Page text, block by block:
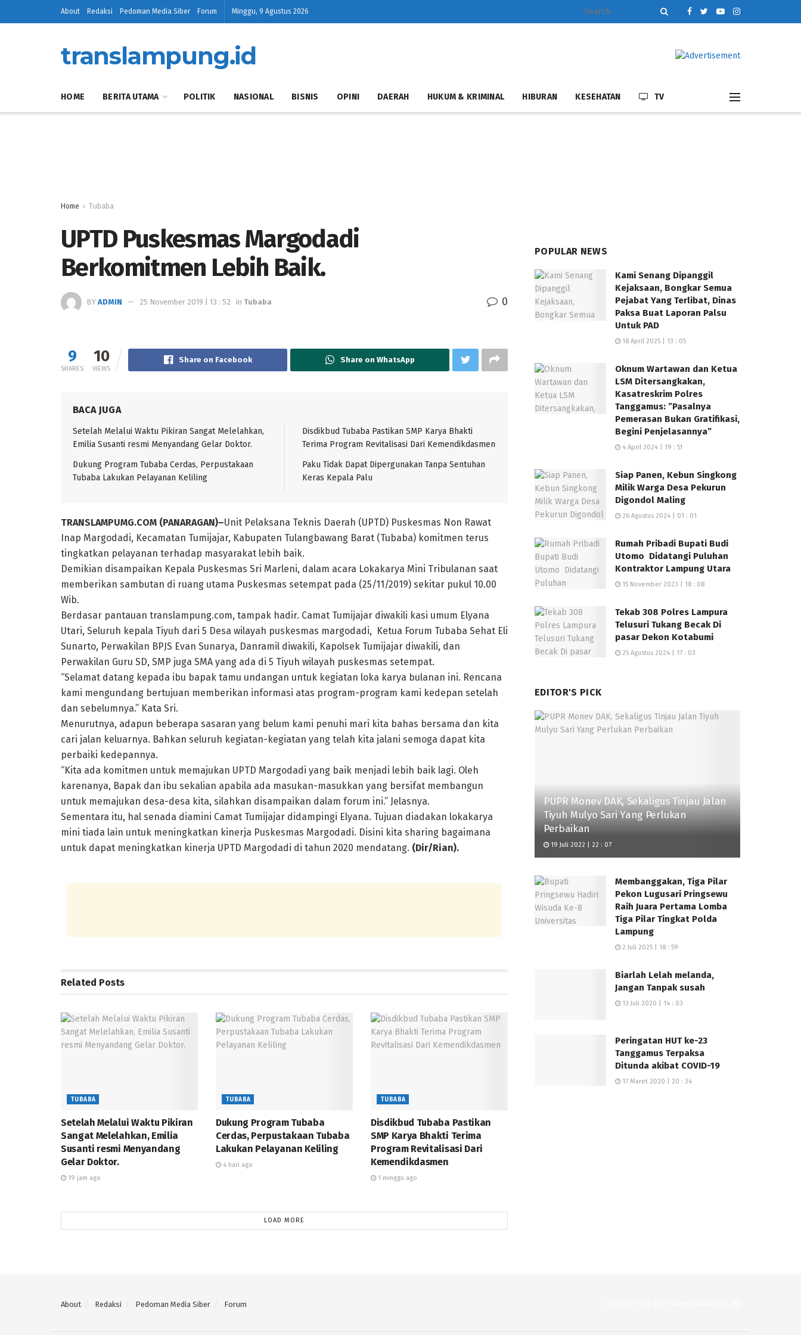
About Redaksi Pedoman Media Siber Forum Minggu, 9 Agustus 2026
translampung.id
HOME BERITA UTAMA POLITIK NASIONAL BISNIS OPINI DAERAH HUKUM & KRIMINAL HIBURAN KESEHATAN TV
Home Tubaba
UPTD Puskesmas Margodadi
Berkomitmen Lebih Baik.
BY ADMIN 25 November 2019 | 13 : 52 in Tubaba 0
9
SHARES
10
VIEWS
Share on Facebook Share on WhatsApp
BACA JUGA
Setelah Melalui Waktu Pikiran Sangat Melelahkan,
Emilia Susanti resmi Menyandang Gelar Doktor.
Dukung Program Tubaba Cerdas, Perpustakaan
Tubaba Lakukan Pelayanan Keliling
Disdikbud Tubaba Pastikan SMP Karya Bhakti
Terima Program Revitalisasi Dari Kemendikdasmen
Paku Tidak Dapat Dipergunakan Tanpa Sentuhan
Keras Kepala Palu
TRANSLAMPUMG.COM (PANARAGAN)–Unit Pelaksana Teknis Daerah (UPTD) Puskesmas Non Rawat
Inap Margodadi, Kecamatan Tumijajar, Kabupaten Tulangbawang Barat (Tubaba) komitmen terus
tingkatkan pelayanan terhadap masyarakat lebih baik.
Demikian disampaikan Kepala Puskesmas Sri Marleni, dalam acara Lokakarya Mini Tribulanan saat
memberikan sambutan di ruang utama Puskesmas setempat pada (25/11/2019) sekitar pukul 10.00
Wib.
Berdasar pantauan translampung.com, tampak hadir. Camat Tumijajar diwakili kasi umum Elyana
Utari, Seluruh kepala Tiyuh dari 5 Desa wilayah puskesmas margodadi, Ketua Forum Tubaba Sehat Eli
Sunarto, Perwakilan BPJS Evan Sunarya, Danramil diwakili, Kapolsek Tumijajar diwakili, dan
Perwakilan Guru SD, SMP juga SMA yang ada di 5 Tiyuh wilayah puskesmas setempat.
“Selamat datang kepada ibu bapak tamu undangan untuk kegiatan loka karya bulanan ini. Rencana
kami mengundang bertujuan memberikan informasi atas program-program kami kedepan setelah
dan sebelumnya.” Kata Sri.
Menurutnya, adapun beberapa sasaran yang belum kami penuhi mari kita bahas bersama dan kita
cari jalan keluarnya. Bahkan seluruh kegiatan-kegiatan yang telah kita jalani semoga dapat kita
perbaiki kedepannya.
“Kita ada komitmen untuk memajukan UPTD Margodadi yang baik menjadi lebih baik lagi. Oleh
karenanya, Bapak dan ibu sekalian apabila ada masukan-masukkan yang bersifat membangun
untuk memajukan desa-desa kita, silahkan disampaikan dalam forum ini.” Jelasnya.
Sementara itu, hal senada diamini Camat Tumijajar didampingi Elyana. Tujuan diadakan lokakarya
mini tiada lain untuk meningkatkan kinerja Puskesmas Margodadi. Disini kita sharing bagaimana
untuk dapat meningkatkan kinerja UPTD Margodadi di tahun 2020 mendatang. (Dir/Rian).
Related Posts
TUBABA
Setelah Melalui Waktu Pikiran
Sangat Melelahkan, Emilia
Susanti resmi Menyandang
Gelar Doktor.
19 jam ago
TUBABA
Dukung Program Tubaba
Cerdas, Perpustakaan Tubaba
Lakukan Pelayanan Keliling
4 hari ago
TUBABA
Disdikbud Tubaba Pastikan
SMP Karya Bhakti Terima
Program Revitalisasi Dari
Kemendikdasmen
1 minggu ago
LOAD MORE
POPULAR NEWS
Kami Senang Dipanggil
Kejaksaan, Bongkar Semua
Pejabat Yang Terlibat, Dinas
Paksa Buat Laporan Palsu
Untuk PAD
18 April 2025 | 13 : 05
Oknum Wartawan dan Ketua
LSM Ditersangkakan,
Kasatreskrim Polres
Tanggamus: ”Pasalnya
Pemerasan Bukan Gratifikasi,
Begini Penjelasannya”
4 April 2024 | 19 : 51
Siap Panen, Kebun Singkong
Milik Warga Desa Pekurun
Digondol Maling
26 Agustus 2024 | 01 : 01
Rumah Pribadi Bupati Budi
Utomo Didatangi Puluhan
Kontraktor Lampung Utara
15 November 2023 | 18 : 08
Tekab 308 Polres Lampura
Telusuri Tukang Becak Di
pasar Dekon Kotabumi
25 Agustus 2024 | 17 : 03
EDITOR'S PICK
PUPR Monev DAK, Sekaligus Tinjau Jalan
Tiyuh Mulyo Sari Yang Perlukan
Perbaikan
19 Juli 2022 | 22 : 07
Membanggakan, Tiga Pilar
Pekon Lugusari Pringsewu
Raih Juara Pertama Lomba
Tiga Pilar Tingkat Polda
Lampung
2 Juli 2025 | 18 : 59
Biarlah Lelah melanda,
Jangan Tanpak susah
13 Juli 2020 | 14 : 03
Peringatan HUT ke-23
Tanggamus Terpaksa
Ditunda akibat COVID-19
17 Maret 2020 | 20 : 34
About Redaksi Pedoman Media Siber Forum